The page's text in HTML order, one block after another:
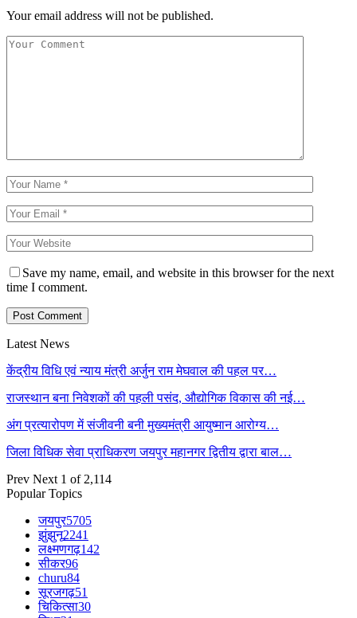
Your email address will not be published.
Save my name, email, and website in this browser for the next
time I comment.
Latest News
केंद्रीय विधि एवं न्याय मंत्री अर्जुन राम मेघवाल की पहल पर…
राजस्थान बना निवेशकों की पहली पसंद, औद्योगिक विकास की नई…
अंग प्रत्यारोपण में संजीवनी बनी मुख्यमंत्री आयुष्मान आरोग्य…
जिला विधिक सेवा प्राधिकरण जयपुर महानगर द्वितीय द्वारा बाल…
Prev Next 1 of 2,114
Popular Topics
जयपुर5705
झुंझुनू2241
लक्ष्मणगढ़142
सीकर96
churu84
सूरजगढ़51
चिकित्सा30